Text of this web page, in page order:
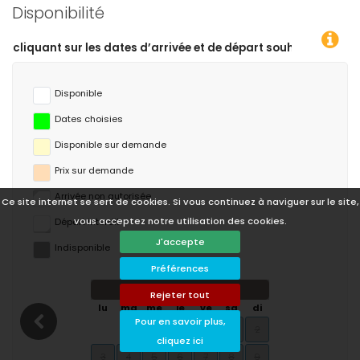
Ce site internet se sert de cookies. Si vous continuez à naviguer sur le site,
vous acceptez notre utilisation des cookies.
J'accepte
Préférences
Rejeter tout
Pour en savoir plus,
cliquez ici
Disponibilité
et de départ souhaitées !
Disponible
Dates choisies
Disponible sur demande
Prix ​​sur demande
Arrivée non autorisée
Départ interdit
Indisponible
août 2026
lu
ma me je ve sa
di